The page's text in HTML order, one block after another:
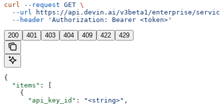
curl --request GET \
  --url
https://api.devin.ai/v3beta1/enterprise/
  --header
'Authorization: Bearer <token>'
200 401 403 404 409 422 429
{
  "items"
: [
    {
      "api_key_id"
: "<string>" ,